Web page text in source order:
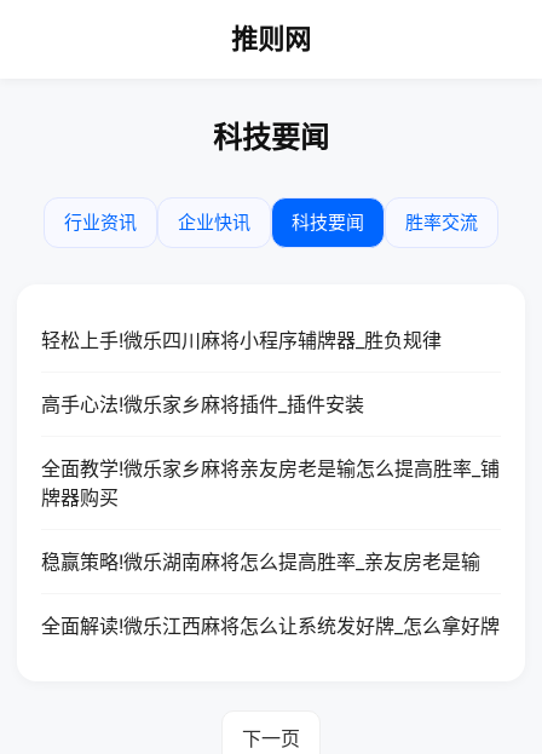
推则网
科技要闻
行业资讯 企业快讯 科技要闻 胜率交流
轻松上手!微乐四川麻将小程序辅牌器_胜负规律
高手心法!微乐家乡麻将插件_插件安装
全面教学!微乐家乡麻将亲友房老是输怎么提高胜率_铺
牌器购买
稳赢策略!微乐湖南麻将怎么提高胜率_亲友房老是输
全面解读!微乐江西麻将怎么让系统发好牌_怎么拿好牌
下一页